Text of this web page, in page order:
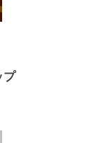
プ